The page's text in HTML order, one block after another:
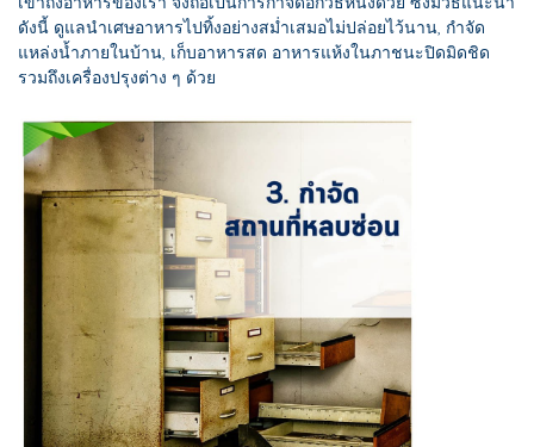
ดังนี้ ดูแลนำเศษอาหารไปทิ้งอย่างสม่ำเสมอไม่ปล่อยไว้นาน, กำจัด
แหล่งน้ำภายในบ้าน, เก็บอาหารสด อาหารแห้งในภาชนะปิดมิดชิด
รวมถึงเครื่องปรุงต่าง ๆ ด้วย